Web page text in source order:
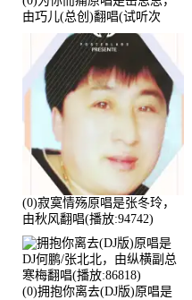
由巧儿(总创)翻唱(试听次
数:108697)
(0)寂寞情殇原唱是张冬玲，
由秋风翻唱(播放:94742)
(0)拥抱你离去(DJ版)原唱是